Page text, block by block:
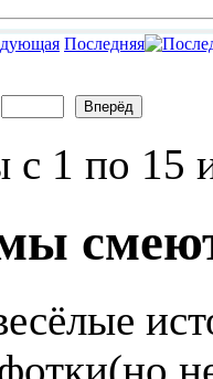
Последняя
1 по 15